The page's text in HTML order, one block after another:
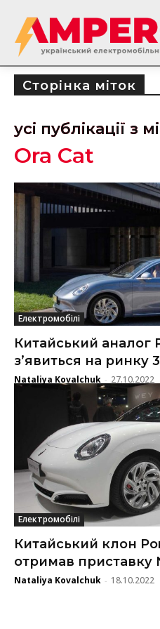
Сторінка міток
усі публікації з
Ora Cat
Електромобілі
Китайський аналог
з’явиться на ринку
Nataliya Kovalchuk - 27.10.2022
Електромобілі
Китайський клон
отримав приставку
Nataliya Kovalchuk - 18.10.2022